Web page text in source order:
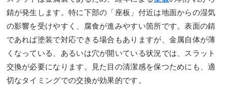
錆が発生します。特に下部の「座板」付近は地面からの湿気
の影響を受けやすく、腐食が進みやすい箇所です。表面の錆
であれば塗装で対応できる場合もありますが、金属自体が薄
くなっている、あるいは穴が開いている状況では、スラット
交換が必要になります。見た目の清潔感を保つためにも、適
切なタイミングでの交換が効果的です。